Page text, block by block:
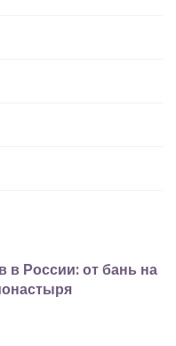
в России: от бань на